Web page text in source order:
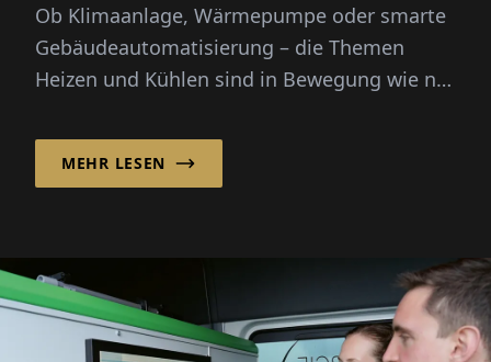
Ob Klimaanlage, Wärmepumpe oder smarte
Gebäudeautomatisierung – die Themen
Heizen und Kühlen sind in Bewegung wie nie
MEHR LESEN